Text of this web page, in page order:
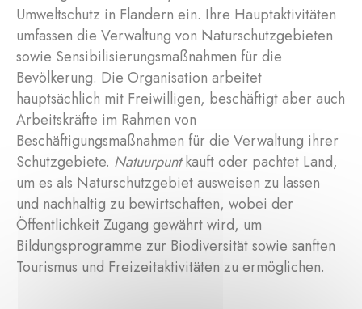
Umweltschutz in Flandern ein. Ihre Hauptaktivitäten
umfassen die Verwaltung von Naturschutzgebieten
sowie Sensibilisierungsmaßnahmen für die
Bevölkerung. Die Organisation arbeitet
hauptsächlich mit Freiwilligen, beschäftigt aber auch
Arbeitskräfte im Rahmen von
Beschäftigungsmaßnahmen für die Verwaltung ihrer
Schutzgebiete. Natuurpuntkauft oder pachtet Land,
um es als Naturschutzgebiet ausweisen zu lassen
und nachhaltig zu bewirtschaften, wobei der
Öffentlichkeit Zugang gewährt wird, um
Bildungsprogramme zur Biodiversität sowie sanften
Tourismus und Freizeitaktivitäten zu ermöglichen.